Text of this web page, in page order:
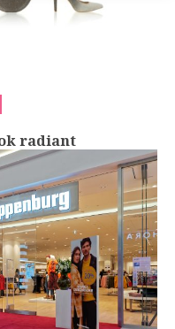
radiant